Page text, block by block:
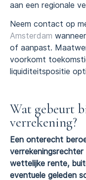
aan een regionale
Neem contact op
Amsterdam
of aanpast.
voorkomt
liquiditeitspositie
Wat gebeurt
verrekening?
Een onterecht
wettelijke rente,
eventuele geleden